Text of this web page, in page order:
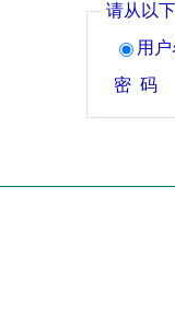
请从以
用户
密 码